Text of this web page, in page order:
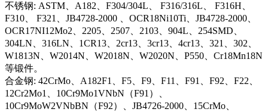
不锈钢: ASTM、A182、F304/304L、 F316/316L、 F316H、
F310、 F321、JB4728-2000 、OCR18Ni10Ti、JB4728-2000、
OCR17NI12Mo2、2205、2507、2103、904L、254SMD、
304LN、316LN、1CR13、2cr13、3cr13、4cr13、321、302、
W1813N、W2014N、W2018N、W2020N、P550、Cr18Mn18N
等锻件。
合金钢: 42CrMo、A182F1、F5、F9、F11、F91、F92、F22、
12Cr2Mo1、10Cr9Mo1VNbN（F91）、
10Cr9MoW2VNbBN（F92）、JB4726-2000、15CrMo、